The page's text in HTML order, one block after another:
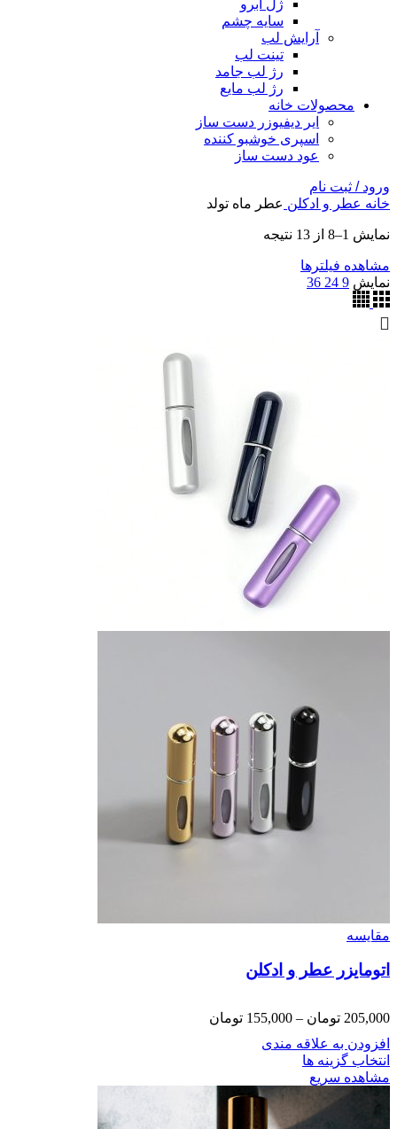
ژل ابرو
سایه چشم
آرایش لب
تینت لب
رژ لب جامد
رژ لب مایع
محصولات خانه
ایر دیفیوزر دست ساز
اسپری خوشبو کننده
عود دست ساز
ورود / ثبت نام
خانه عطر و ادکلن عطر ماه تولد
نمایش 1–8 از 13 نتیجه
مشاهده فیلترها
نمایش 9
24
36
مقایسه
اتومایزر عطر و ادکلن
205,000 تومان –
155,000 تومان
افزودن به علاقه مندی
انتخاب گزینه ها
مشاهده سریع